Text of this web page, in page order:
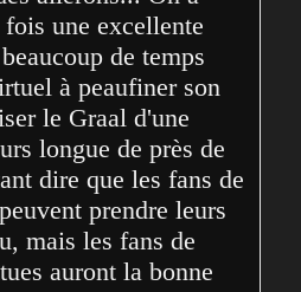
une excellente
de temps
à peaufiner son
le Graal d'une
longue de près de
dire que les fans de
prendre leurs
mais les fans de
auront la bonne